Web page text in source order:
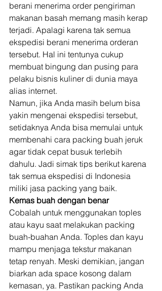
berani menerima order pengiriman
makanan basah memang masih kerap
terjadi. Apalagi karena tak semua
ekspedisi berani menerima orderan
tersebut. Hal ini tentunya cukup
membuat bingung dan pusing para
pelaku bisnis kuliner di dunia maya
alias internet.
Namun, jika Anda masih belum bisa
yakin mengenai ekspedisi tersebut,
setidaknya Anda bisa memulai untuk
membenahi cara packing buah jeruk
agar tidak cepat busuk terlebih
dahulu. Jadi simak tips berikut karena
tak semua ekspedisi di Indonesia
miliki jasa packing yang baik.
Kemas buah dengan benar
Cobalah untuk menggunakan toples
atau kayu saat melakukan packing
buah-buahan Anda. Toples dan kayu
mampu menjaga tekstur makanan
tetap renyah. Meski demikian, jangan
biarkan ada space kosong dalam
kemasan, ya. Pastikan packing Anda